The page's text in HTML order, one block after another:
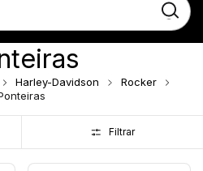
Harley-Davidson
Rocker
Filtrar